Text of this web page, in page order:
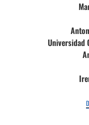
Universidad